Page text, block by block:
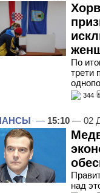
По
трети
344
— 15:10 — 02
над